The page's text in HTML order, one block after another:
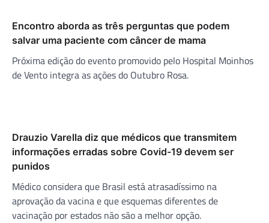
Encontro aborda as três perguntas que podem
salvar uma paciente com câncer de mama
Próxima edição do evento promovido pelo Hospital Moinhos
de Vento integra as ações do Outubro Rosa.
Drauzio Varella diz que médicos que transmitem
informações erradas sobre Covid-19 devem ser
punidos
Médico considera que Brasil está atrasadíssimo na
aprovação da vacina e que esquemas diferentes de
vacinação por estados não são a melhor opção.